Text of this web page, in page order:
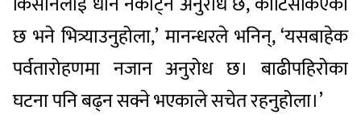
छ भने भित्र्याउनुहोला,’ मानन्धरले भनिन्, ‘यसबाहेक
पर्वतारोहणमा नजान अनुरोध छ। बाढीपहिरोका
घटना पनि बढ्न सक्ने भएकाले सचेत रहनुहोला।’